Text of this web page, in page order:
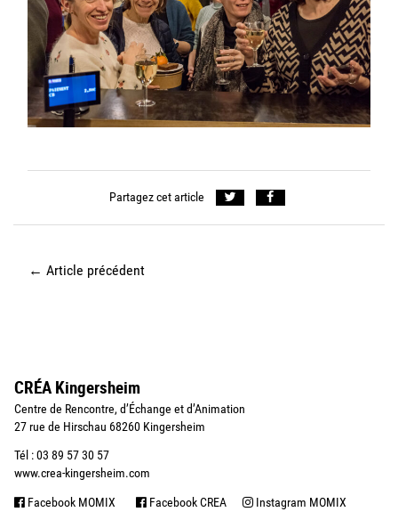
Partagez cet article
← Article précédent
CRÉA Kingersheim
Centre de Rencontre, d’Échange et d’Animation
27 rue de Hirschau 68260 Kingersheim
Tél : 03 89 57 30 57
www.crea-kingersheim.com
Facebook MOMIX Facebook CREA Instagram MOMIX